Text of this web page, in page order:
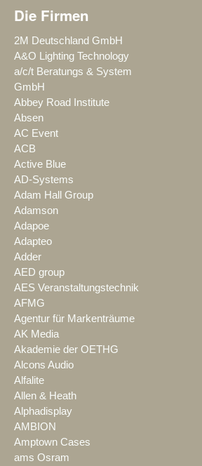
Die Firmen
2M Deutschland GmbH
A&O Lighting Technology
a/c/t Beratungs & System
GmbH
Abbey Road Institute
Absen
AC Event
ACB
Active Blue
AD-Systems
Adam Hall Group
Adamson
Adapoe
Adapteo
Adder
AED group
AES Veranstaltungstechnik
AFMG
Agentur für Markenträume
AK Media
Akademie der OETHG
Alcons Audio
Alfalite
Allen & Heath
Alphadisplay
AMBION
Amptown Cases
ams Osram